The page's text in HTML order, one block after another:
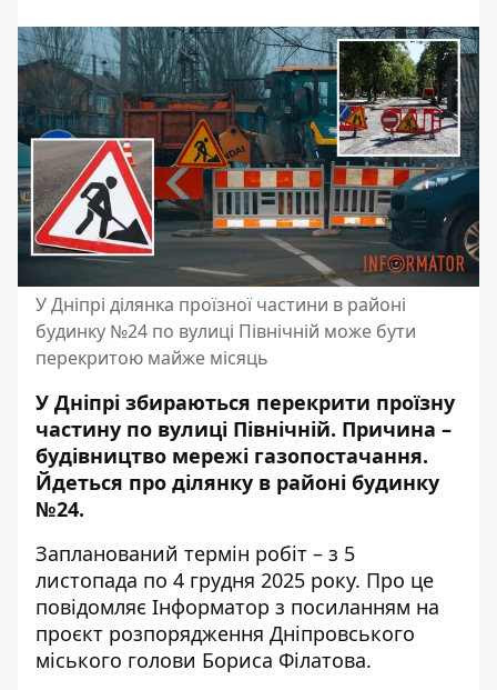
У Дніпрі ділянка проїзної частини в районі
будинку №24 по вулиці Північній може бути
перекритою майже місяць
У Дніпрі збираються перекрити проїзну
частину по вулиці Північній. Причина –
будівництво мережі газопостачання.
Йдеться про ділянку в районі будинку
№24.
Запланований термін робіт – з 5
листопада по 4 грудня 2025 року. Про це
повідомляє Інформатор з посиланням на
проєкт розпорядження Дніпровського
міського голови Бориса Філатова.